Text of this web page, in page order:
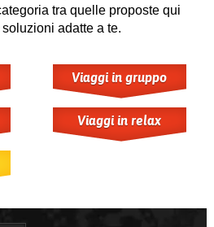
tra quelle proposte qui
adatte a te.
Viaggi in gruppo
Viaggi in relax